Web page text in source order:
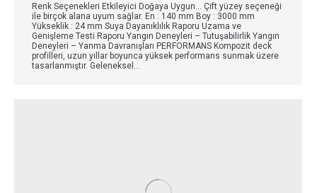
Renk Seçenekleri Etkileyici Doğaya Uygun… Çift yüzey seçeneği
ile birçok alana uyum sağlar. En : 140 mm Boy : 3000 mm
Yükseklik : 24 mm Suya Dayanıklılık Raporu Uzama ve
Genişleme Testi Raporu Yangın Deneyleri – Tutuşabilirlik Yangın
Deneyleri – Yanma Davranışları PERFORMANS Kompozit deck
profilleri, uzun yıllar boyunca yüksek performans sunmak üzere
tasarlanmıştır. Geleneksel…